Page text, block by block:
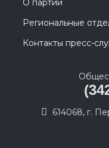
О партии
Региональные
Контакты пресс-
614068, г.